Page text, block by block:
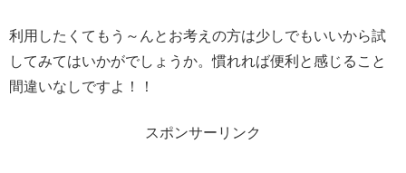
利用したくてもう～んとお考えの方は少しでもいいから試
してみてはいかがでしょうか。慣れれば便利と感じること
間違いなしですよ！！
スポンサーリンク